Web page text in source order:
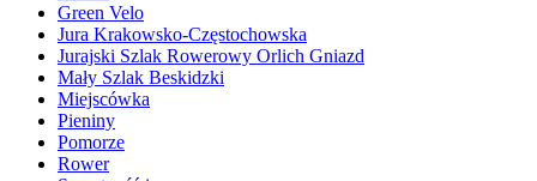
Green Velo
Jura Krakowsko-Częstochowska
Jurajski Szlak Rowerowy Orlich Gniazd
Mały Szlak Beskidzki
Miejscówka
Pieniny
Pomorze
Rower